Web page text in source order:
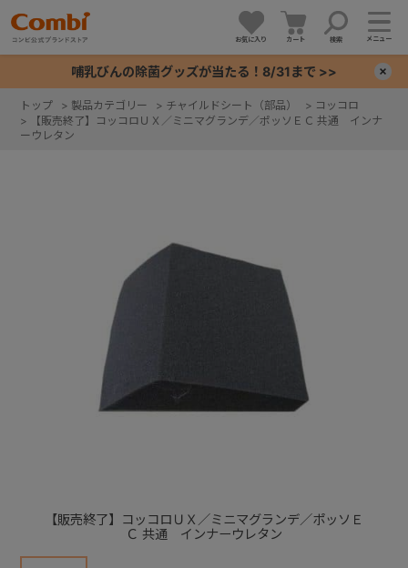
お気に入り カート 検索 メニュー
哺乳びんの除菌グッズが当たる！8/31まで >>
トップ > 製品カテゴリー > チャイルドシート（部品） > コッコロ
>
【販売終了】コッコロＵＸ／ミニマグランデ／ポッソＥＣ 共通 インナ
ーウレタン
【販売終了】コッコロＵＸ／ミニマグランデ／ポッソＥ
Ｃ 共通 インナーウレタン